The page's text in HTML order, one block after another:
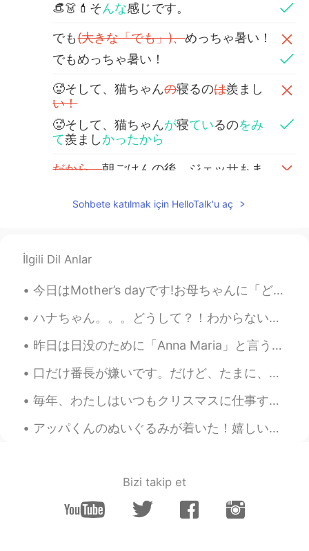
👒👗💄そんな感じです。
でも(大きな「でも」)、めっちゃ暑い！
でもめっちゃ暑い！
🥵そして、猫ちゃんの寝るのは羨まし
い！
🥵そして、猫ちゃんが寝ているのをみ
て羨ましかったから
だから、朝ごはんの後、ジェッサもま
朝ごはんの後、ジェッサもまた寝ちゃ
鳥の巣のように髪があり ます。
鳥の巣のようになってます。
🐦
冬だけが冬眠の時期だと思いました。
冬だけが冬眠の時期だと思っていまし
た。「
夏」はどこ？
天気アプリによると、今日は90F！
Sohbete katılmak için HelloTalk'u aç
İlgili Dil Anlar
今日はMother’s dayです!お母ちゃんに「どんなプレゼントが欲しい？」と聞きました。お母ちゃんは「新しいIpadが欲しい！」と言いました。3年前、彼女にIpadを買いました。今、そのIp...
ハナちゃん。。。どうして？！わからない！本当にわからない。本当に悲しい。😢 みんなに優しい方がいい。。。たまに、人の本当な感じを知らないし、みんなに優しい方がいい。。。 うつ病は理解しにくいです...
昨日は日没のために「Anna Maria」と言う海辺に行きました。雨が降ってたから日没があまり見えなかった。それでも、色々な面白いことが撮れました。子供の頃から写真を撮ってたけど昨日まで、稲妻の...
口だけ番長が嫌いです。だけど、たまに、私も口だけ番長になってます。😩神様助けて〜 Based on this image, what English expression can you th...
毎年、わたしはいつもクリスマスに仕事するを選びます。クリスマスにはいつも寂しい感じて、その感じを忘れるため、仕事してます。 仕事は鎮痛剤そうです。一時的に助けます。 家に帰る時間ように、鎮痛剤の...
アッパくんのぬいぐるみが着いた！嬉しい！😭 最近、レポートを書きながら、「Avatar: The Last Airbender」をまた見てました。知ってますか？これは一番好きなアメリカのカートゥ...
Bizi takip et